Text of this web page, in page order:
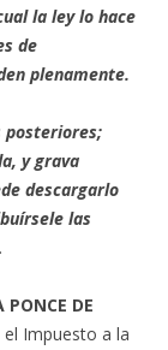
la ley lo hace
de
plenamente.
posteriores;
y grava
descargarlo
las
.
PONCE DE
Impuesto a la